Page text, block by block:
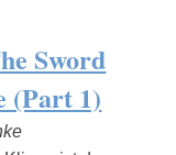
Sword
(Part 1)